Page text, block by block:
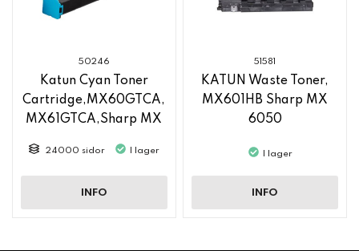
50246
Katun Cyan Toner
Cartridge,MX60GTCA,
MX61GTCA,Sharp MX
24000 sidor I lager
INFO
51581
KATUN Waste Toner,
MX601HB Sharp MX
6050
I lager
INFO